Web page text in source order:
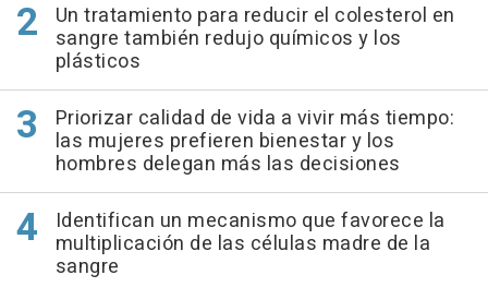
Un tratamiento para reducir el colesterol en
sangre también redujo químicos y los
plásticos
Priorizar calidad de vida a vivir más tiempo:
las mujeres prefieren bienestar y los
hombres delegan más las decisiones
Identifican un mecanismo que favorece la
multiplicación de las células madre de la
sangre